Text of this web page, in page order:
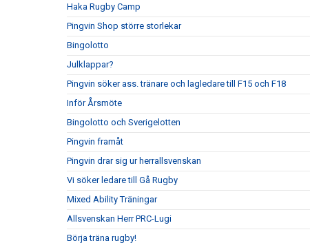
Haka Rugby Camp
Pingvin Shop större storlekar
Bingolotto
Julklappar?
Pingvin söker ass. tränare och lagledare till F15 och F18
Inför Årsmöte
Bingolotto och Sverigelotten
Pingvin framåt
Pingvin drar sig ur herrallsvenskan
Vi söker ledare till Gå Rugby
Mixed Ability Träningar
Allsvenskan Herr PRC-Lugi
Börja träna rugby!